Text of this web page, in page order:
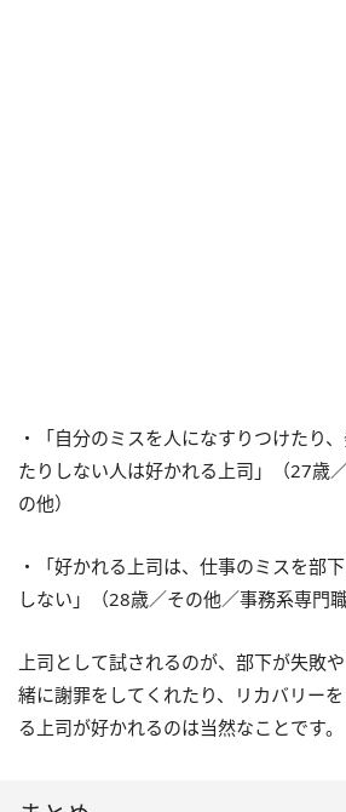
・「自分のミスを人になすりつけたり
たりしない人は好かれる上司」（27歳
の他）
・「好かれる上司は、仕事のミスを部
しない」（28歳／その他／事務系専門職
上司として試されるのが、部下が失敗
緒に謝罪をしてくれたり、リカバリー
る上司が好かれるのは当然なことです。